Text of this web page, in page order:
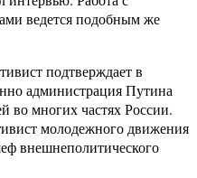
ведется подобным же
подтверждает в
администрация Путина
во многих частях России.
молодежного движения
внешнеполитического